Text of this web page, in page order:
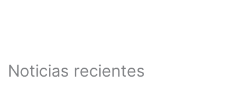
Noticias recientes